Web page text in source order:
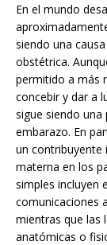
En el mundo
siendo una
obstétrica.
permitido a más
concebir y dar a
sigue siendo
embarazo. En
un contribuyente
materna en los
simples incluyen
comunicaciones
mientras que las
anatómicas o